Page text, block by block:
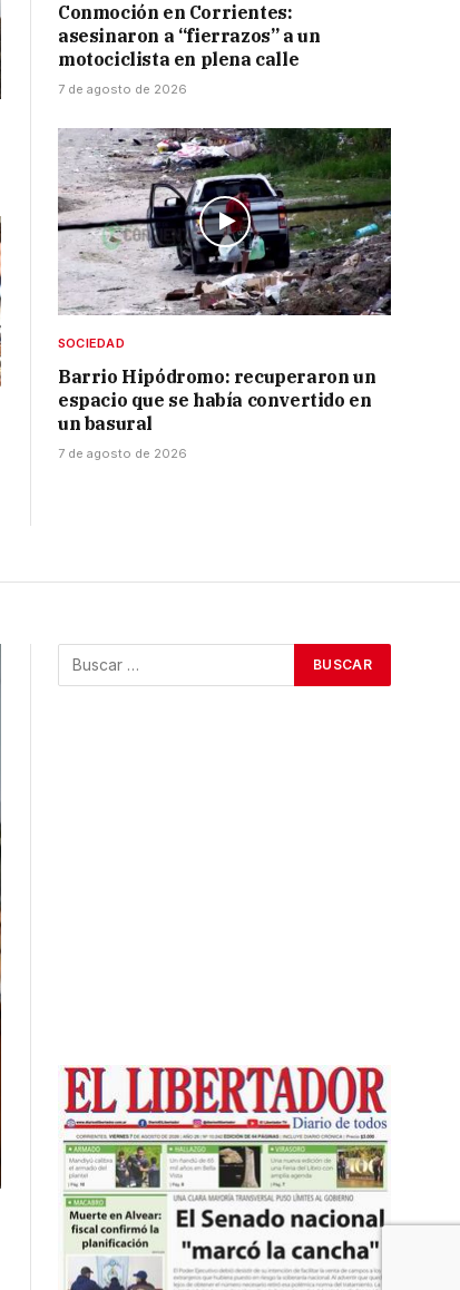
Conmoción en Corrientes:
asesinaron a “fierrazos” a un
motociclista en plena calle
7 de agosto de 2026
SOCIEDAD
Barrio Hipódromo: recuperaron un
espacio que se había convertido en
un basural
7 de agosto de 2026